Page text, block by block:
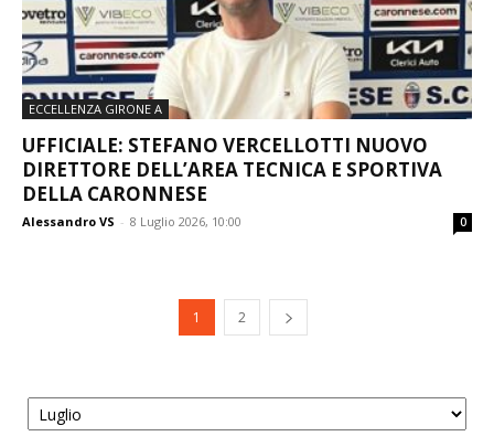
ECCELLENZA GIRONE A
UFFICIALE: STEFANO VERCELLOTTI NUOVO
DIRETTORE DELL’AREA TECNICA E SPORTIVA
DELLA CARONNESE
Alessandro VS - 8 Luglio 2026, 10:00 0
1 2